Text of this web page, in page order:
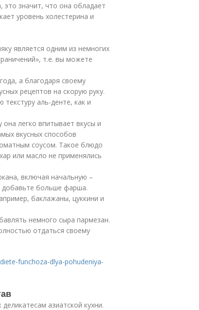
это значит, что она обладает
уровень холестерина и
является одним из немногих
т.е. вы можете
а благодаря своему
рецептов на скорую руку.
аль-денте, как и
легко впитывает вкусы и
вкусных способов
соусом. Такое блюдо
или масло не применялись
включая начальную –
добавьте больше фарша.
баклажаны, цуккини и
немного сыра пармезан.
отдаться своему
funchoza-dlya-pohudeniya-
азиатской кухни.